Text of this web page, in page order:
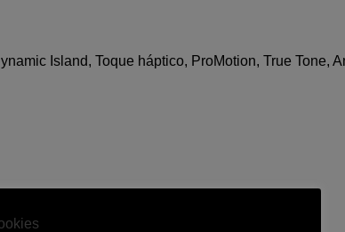
Island, Toque háptico, ProMotion, True Tone,